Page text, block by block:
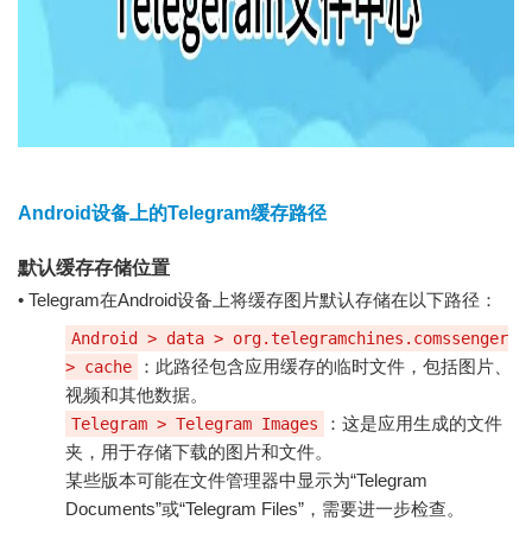
Android设备上的Telegram缓存路径
默认缓存存储位置
• Telegram在Android设备上将缓存图片默认存储在以下路径：
Android > data > org.telegramchines.comssenger
> cache
：此路径包含应用缓存的临时文件，包括图片、
视频和其他数据。
Telegram > Telegram Images
：这是应用生成的文件
夹，用于存储下载的图片和文件。
某些版本可能在文件管理器中显示为“Telegram
Documents”或“Telegram Files”，需要进一步检查。